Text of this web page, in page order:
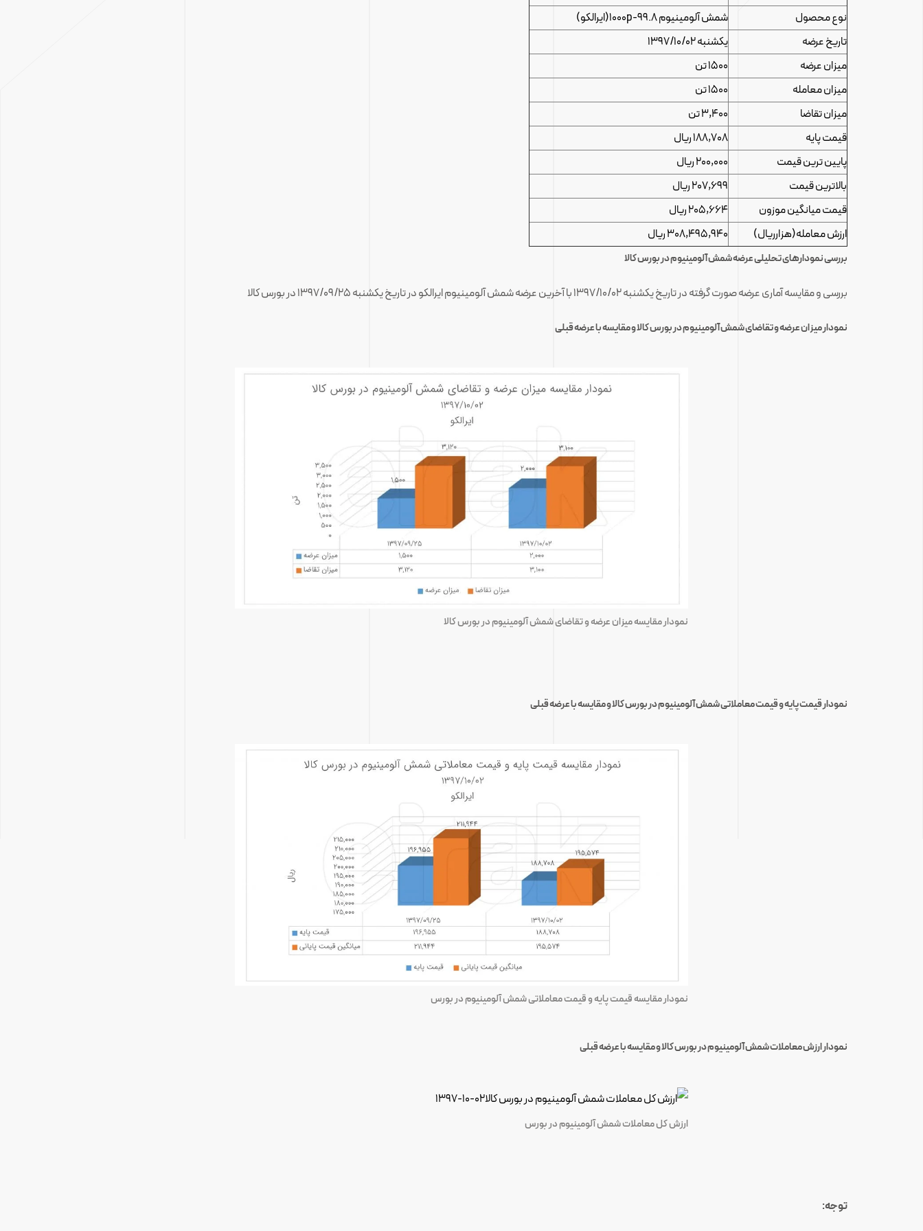
نوع محصول
شمش آلومینیوم 1000p-99.8(ایرالکو)
تاریخ عرضه
یکشنبه 1397/10/02
میزان عرضه
1500 تن
میزان معامله
1500 تن
میزان تقاضا
3,400 تن
قیمت پایه
188,708 ریال
پایین ترین قیمت
200,000 ریال
بالاترین قیمت
207,699 ریال
قیمت میانگین موزون
205,664 ریال
ارزش معامله(هزارریال)
308,495,940 ریال
بررسی نمودارهای تحلیلی عرضه شمش آلومینیوم در بورس کالا
بررسی و مقایسه آماری عرضه صورت گرفته در تاریخ یکشنبه 1397/10/02 با آخرین عرضه شمش آلومینیوم ایرالکو در تاریخ یکشنبه 1397/09/25 در بورس کالا
نمودار میزان عرضه و تقاضای شمش آلومینیوم در بورس کالاو مقایسه با عرضه قبلی
نمودار مقایسه میزان عرضه و تقاضای شمش آلومینیوم در بورس کالا
نمودار قیمت پایه و قیمت معاملاتی شمش آلومینیوم در بورس کالاو مقایسه با عرضه قبلی
نمودار مقایسه قیمت پایه و قیمت معاملاتی شمش آلومینیوم در بورس
نمودار ارزش معاملات شمش آلومینیوم در بورس کالا و مقایسه با عرضه قبلی
ارزش کل معاملات شمش آلومینیوم در بورس
توجه: